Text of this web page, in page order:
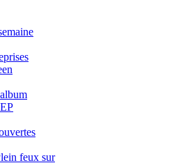
feux sur